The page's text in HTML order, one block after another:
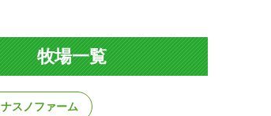
牧場一覧
ナスノファーム